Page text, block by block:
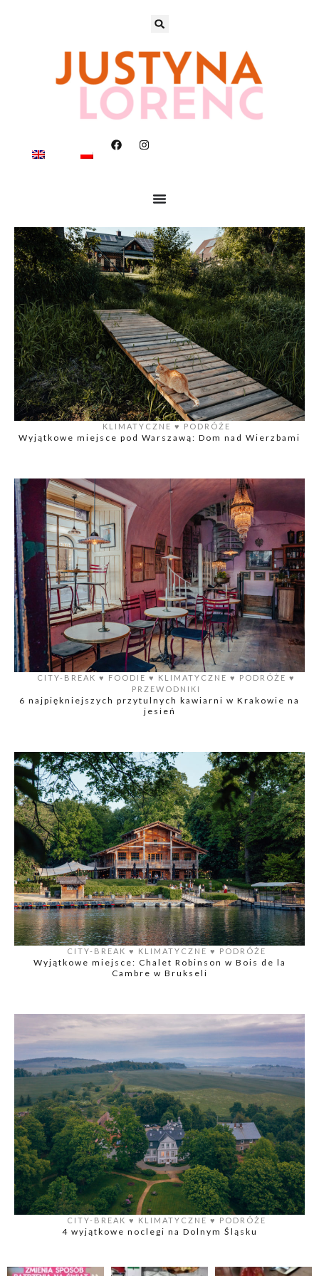
KLIMATYCZNE ♥️ PODRÓŻE
Wyjątkowe miejsce pod Warszawą: Dom nad Wierzbami
CITY-BREAK ♥️ FOODIE ♥️ KLIMATYCZNE ♥️ PODRÓŻE ♥️
PRZEWODNIKI
6 najpiękniejszych przytulnych kawiarni w Krakowie na
jesień
CITY-BREAK ♥️ KLIMATYCZNE ♥️ PODRÓŻE
Wyjątkowe miejsce: Chalet Robinson w Bois de la
Cambre w Brukseli
CITY-BREAK ♥️ KLIMATYCZNE ♥️ PODRÓŻE
4 wyjątkowe noclegi na Dolnym Śląsku